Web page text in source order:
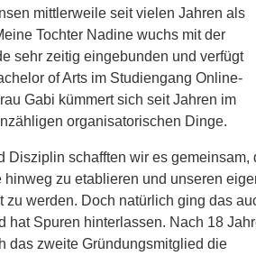
mittlerweile seit vielen Jahren als
Tochter Nadine wuchs mit der
sehr zeitig eingebunden und verfügt
of Arts im Studiengang Online-
Gabi kümmert sich seit Jahren im
organisatorischen Dinge.
Disziplin schafften wir es gemeinsam,
hinweg zu etablieren und unseren
zu werden. Doch natürlich ging das
hat Spuren hinterlassen. Nach 18
das zweite Gründungsmitglied die